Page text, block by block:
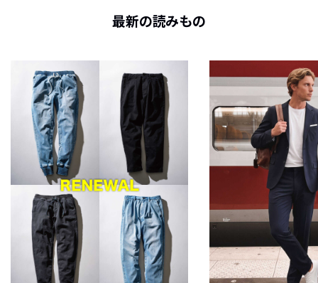
最新の読みもの